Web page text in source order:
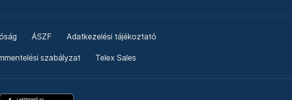
ÁSZF Adatkezelési tájékoztató
szabályzat Telex Sales